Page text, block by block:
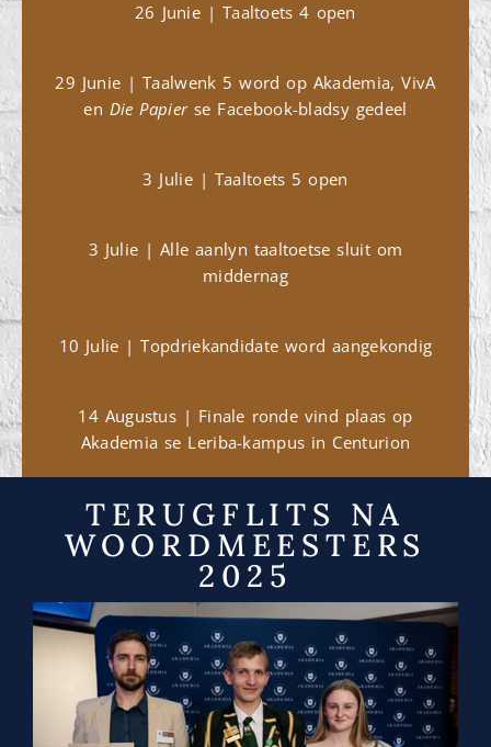
26 Junie | Taaltoets 4 open
29 Junie | Taalwenk 5 word op Akademia, VivA
en Die Papierse Facebook-bladsy gedeel
3 Julie | Taaltoets 5 open
3 Julie | Alle aanlyn taaltoetse sluit om
middernag
10 Julie | Topdriekandidate word aangekondig
14 Augustus | Finale ronde vind plaas op
Akademia se Leriba-kampus in Centurion
TERUGFLITS NA
WOORDMEESTERS
2025